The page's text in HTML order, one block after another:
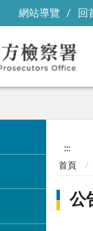
網站導覽 回
:::
首頁
公